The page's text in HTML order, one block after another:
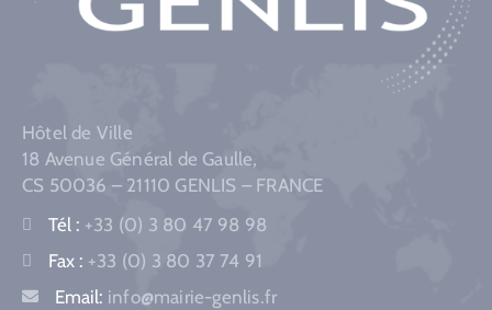
Hôtel de Ville
18 Avenue Général de Gaulle,
CS 50036 – 21110 GENLIS – FRANCE
Tél : +33 (0) 3 80 47 98 98
Fax : +33 (0) 3 80 37 74 91
Email: info@mairie-genlis.fr